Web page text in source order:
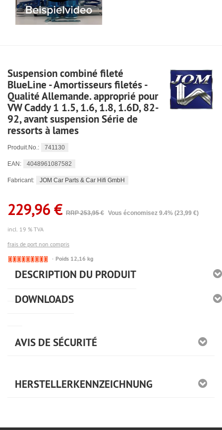
Suspension combiné fileté
BlueLine - Amortisseurs filetés -
Qualité Allemande. approprié pour
VW Caddy 1 1.5, 1.6, 1.8, 1.6D, 82-
92, avant suspension Série de
ressorts à lames
Produit.No.: 741130
EAN: 4048961087582
Fabricant: JOM Car Parts & Car Hifi GmbH
229,96 € RRP 253,95 € Vous économisez 9.4% (23,99 €)
incl. 19 % TVA
frais de port non compris
🔴
nicht
Poids 12,16 kg
DESCRIPTION DU PRODUIT
DOWNLOADS
AVIS DE SÉCURITÉ
HERSTELLERKENNZEICHNUNG